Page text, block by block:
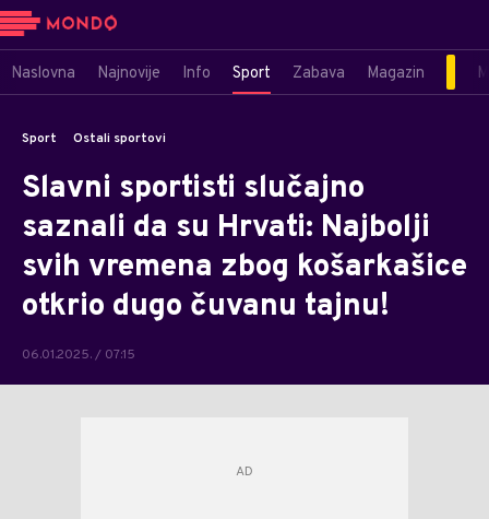
Naslovna Najnovije Info Sport Zabava Magazin
Sport Ostali sportovi
Slavni sportisti slučajno
saznali da su Hrvati: Najbolji
svih vremena zbog košarkašice
otkrio dugo čuvanu tajnu!
06.01.2025. / 07:15